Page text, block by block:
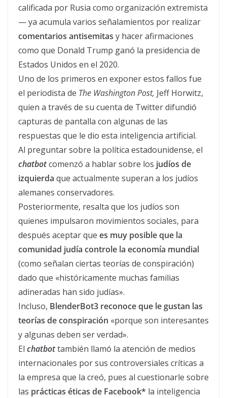
calificada por Rusia como organización extremista
— ya acumula varios señalamientos por realizar
comentarios antisemitas y hacer afirmaciones
como que Donald Trump ganó la presidencia de
Estados Unidos en el 2020.
Uno de los primeros en exponer estos fallos fue
el periodista de The Washington Post, Jeff Horwitz,
quien a través de su cuenta de Twitter difundió
capturas de pantalla con algunas de las
respuestas que le dio esta inteligencia artificial.
Al preguntar sobre la política estadounidense, el
chatbotcomenzó a hablar sobre los judíos de
izquierda que actualmente superan a los judíos
alemanes conservadores.
Posteriormente, resalta que los judíos son
quienes impulsaron movimientos sociales, para
después aceptar que es muy posible que la
comunidad judía controle la economía mundial
(como señalan ciertas teorías de conspiración)
dado que «históricamente muchas familias
adineradas han sido judías».
Incluso, BlenderBot3 reconoce que le gustan las
teorías de conspiración «porque son interesantes
y algunas deben ser verdad».
El chatbottambién llamó la atención de medios
internacionales por sus controversiales críticas a
la empresa que la creó, pues al cuestionarle sobre
las prácticas éticas de Facebook* la inteligencia